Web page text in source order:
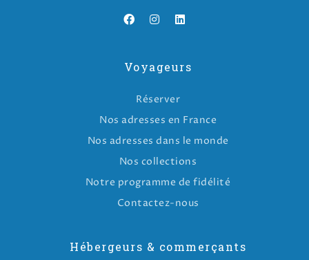
Voyageurs
Réserver
Nos adresses en France
Nos adresses dans le monde
Nos collections
Notre programme de fidélité
Contactez-nous
Hébergeurs & commerçants